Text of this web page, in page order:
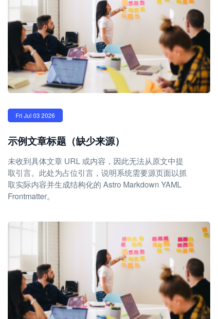
Fri Jul 03 2026
示例文章标题（缺少来源）
未收到具体文章 URL 或内容，因此无法从原文中提
取引言。此处为占位引言，说明系统需要源页面以抓
取实际内容并生成结构化的 Astro Markdown YAML
Frontmatter。